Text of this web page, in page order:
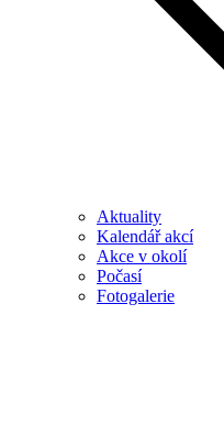
Aktuality
Kalendář akcí
Akce v okolí
Počasí
Fotogalerie